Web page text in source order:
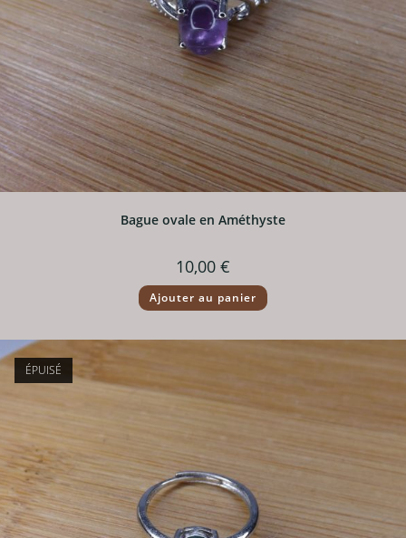
Bague ovale en Améthyste
10,00 €
Ajouter au panier
ÉPUISÉ